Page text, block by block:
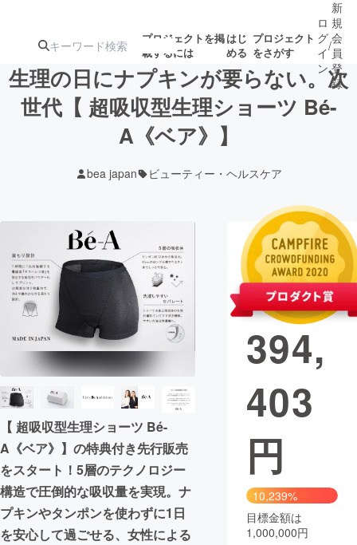
プロジェクトを掲
載するには
はじ
める
プロジェクト
をさがす
注目の新着プロ募集終了が近いプ
音楽
テクノロジー・ガジェット ゲーム・サ
映像・映画 書籍・雑誌
ビジネス・起業 チャレンジ
まちづくり・地域活性化
CAMPFIRE for Social Good
CAMPFIRE Creation
CAMPFIREふるさと納税
コミュニティ
ロ
グ
イ
ン
/
新
規
会
員
登
録
生理の日にナプキンが要らない。次
世代【 超吸収型生理ショーツ Bé-
A《ベア》】
bea japan ビューティー・ヘルスケア
【 超吸収型生理ショーツ Bé-
A《ベア》】の特典付き先行販売
をスタート！5層のテクノロジー
構造で圧倒的な吸収量を実現。ナ
プキンやタンポンを使わずに1日
を安心して過ごせる、女性による
現在の支援総
額
102,
394,
403
円
10,239%
目標金額は
1,000,000円